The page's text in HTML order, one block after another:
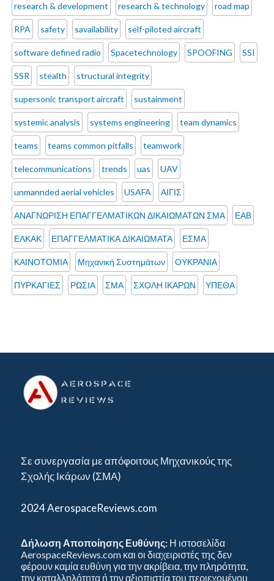
research & development research & technology road map
RPA safety savailability self-piloted aircraft
software defined radio Spacetechnology SPOOFING SSI
SSR stealth structural integrity
supersonic transport aircraft sustainment
systemic analysis systems engineering team dynamics
teams teams common pitfalls teamwork
telecommunications trends uas UAV
unmannded aerial vehicles USAFA ΑΙΓΙΣ
ΑΝΑΓΝΩΡΙΣΗ ΕΠΑΓΓΕΛΜΑΤΙΚΩΝ ΔΙΚΑΙΩΜΑΤΩΝ ΣΜΑ ΕΑΒ
ΕΛΚΑΚ ΕΠΑΓΓΕΛΜΑΤΙΚΑ ΔΙΚΑΙΩΜΑΤΑ ΕΣΜΑ
ΚΑΙΝΟΤΟΜΙΑ Μηχανική Συστημάτων ΟΥΚΡΑΝΙΑ
ΠΥΡΚΑΓΙΕΣ ΡΩΣΙΑ ΣΜΑ ΣΧΟΛΗ ΙΚΑΡΩΝ ΥΠΕΘΑ
Σε συνεργασία με απόφοιτους Μηχανικούς της
Σχολής Ικάρων (ΣΜΑ)
2024 AerospaceReviews.com
Δήλωση Αποποίησης Ευθύνης: Η ιστοσελίδα
AerospaceReviews.com και οι διαχειριστές της δεν
φέρουν καμία ευθύνη για την ακρίβεια, την πληρότητα,
την καταλληλότητα ή την αξιοπιστία του περιεχομένου